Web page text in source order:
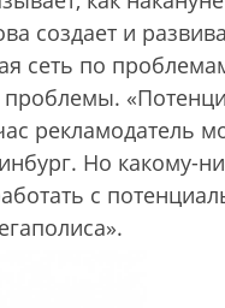
создает и
сеть по
рекламодатель
Но какому-
с